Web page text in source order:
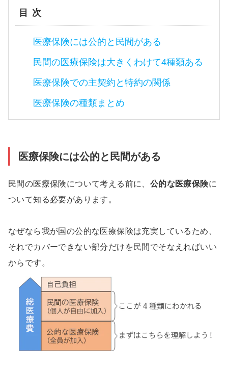
目次
医療保険には公的と民間がある
民間の医療保険は大きくわけて4種類ある
医療保険での主契約と特約の関係
医療保険の種類まとめ
医療保険には公的と民間がある
民間の医療保険について考える前に、 公的な医療保険に
ついて知る必要があります。
なぜなら我が国の公的な医療保険は充実しているため、
それでカバーできない部分だけを民間でそなえればいい
からです。